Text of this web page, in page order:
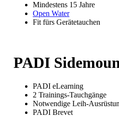
Mindestens 15 Jahre
Open Water
Fit fürs Gerätetauchen
PADI
PADI eLearning
2 Trainings-Tauchgänge
Notwendige Leih-
PADI Brevet